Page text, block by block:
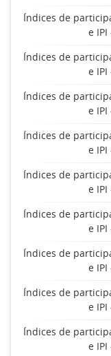
Índices de
e
Índices de
e
Índices de
e
Índices de
e
Índices de
e
Índices de
e
Índices de
e
Índices de
e
Índices de
e